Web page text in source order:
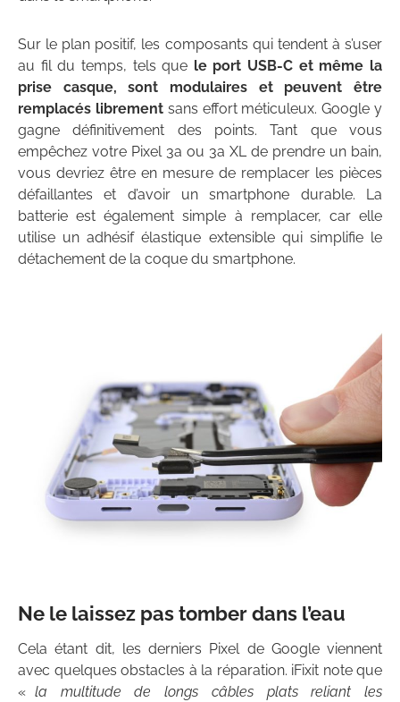
Sur le plan positif, les composants qui tendent à s’user
au fil du temps, tels que le port USB-C et même la
prise casque, sont modulaires et peuvent être
remplacés librementsans effort méticuleux. Google y
gagne définitivement des points. Tant que vous
empêchez votre Pixel 3a ou 3a XL de prendre un bain,
vous devriez être en mesure de remplacer les pièces
défaillantes et d’avoir un smartphone durable. La
batterie est également simple à remplacer, car elle
utilise un adhésif élastique extensible qui simplifie le
détachement de la coque du smartphone.
Ne le laissez pas tomber dans l’eau
Cela étant dit, les derniers Pixel de Google viennent
avec quelques obstacles à la réparation. iFixit note que
« la multitude de longs câbles plats reliant les